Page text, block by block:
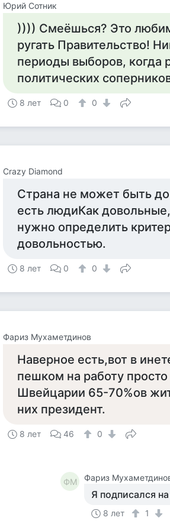
Юрий Сотник
)))) Смеёшься? Это
ругать Правительство!
периоды выборов, когда
политических
8 лет 0 0
Crazy Diamond
Страна не может быть
есть людиКак
нужно определить
довольностью.
8 лет 0 0
Фариз Мухаметдинов
Наверное есть,вот в
пешком на работу
Швейцарии 65-70%ов
них президент.
8 лет 46 0
ФМ Фариз
Я подписался
8 лет 1